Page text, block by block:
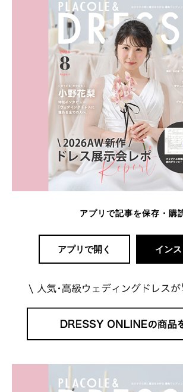
アプリで記事を保存・購
アプリで開く イン